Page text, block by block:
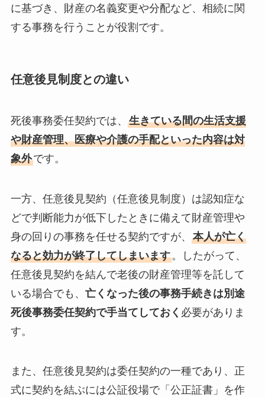
に基づき、財産の名義変更や分配など、相続に関
する事務を行うことが役割です。
任意後見制度との違い
死後事務委任契約では、 生きている間の生活支援
や財産管理、医療や介護の手配といった内容は対
象外です。
一方、任意後見契約（任意後見制度）は認知症な
どで判断能力が低下したときに備えて財産管理や
身の回りの事務を任せる契約ですが、 本人が亡く
なると効力が終了してしまいます。したがって、
任意後見契約を結んで老後の財産管理等を託して
いる場合でも、 亡くなった後の事務手続きは別途
死後事務委任契約で手当てしておく 必要がありま
す。
また、任意後見契約は委任契約の一種であり、正
式に契約を結ぶには公証役場で「公正証書」を作